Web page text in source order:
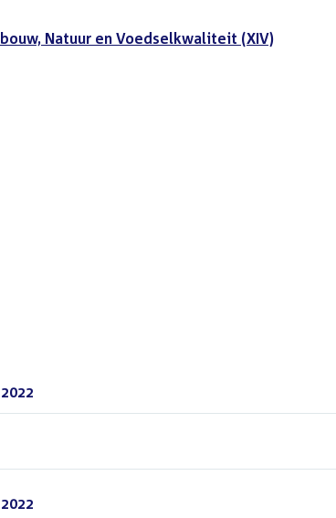
Natuur en Voedselkwaliteit (XIV)